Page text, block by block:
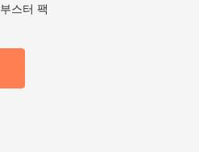
부스터 팩